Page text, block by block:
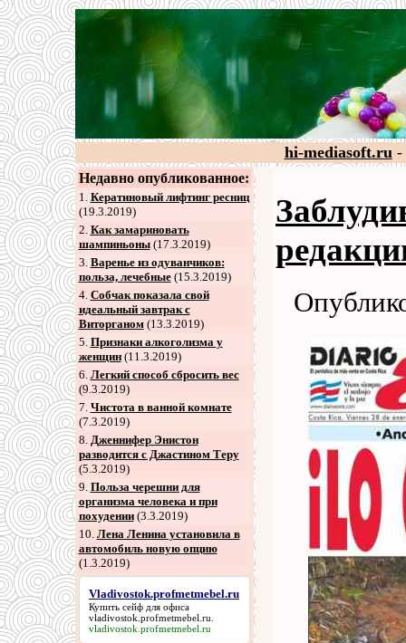
hi-mediasoft.ru-
Недавно опубликованное:
1. Кератиновый лифтинг ресниц
(19.3.2019)
2. Как замариновать
шампиньоны(17.3.2019)
3. Варенье из одуванчиков:
польза, лечебные(15.3.2019)
4. Собчак показала свой
идеальный завтрак с
Виторганом(13.3.2019)
5. Признаки алкоголизма у
женщин(11.3.2019)
6. Легкий способ сбросить вес
(9.3.2019)
7. Чистота в ванной комнате
(7.3.2019)
8. Дженнифер Энистон
разводится с Джастином Теру
(5.3.2019)
9. Польза черешни для
организма человека и при
похудении(3.3.2019)
10. Лена Ленина установила в
автомобиль новую опцию
(1.3.2019)
Vladivostok.profmetmebel.ru
Купить сейф для офиса
vladivostok.profmetmebel.ru
vladivostok.profmetmebel.ru